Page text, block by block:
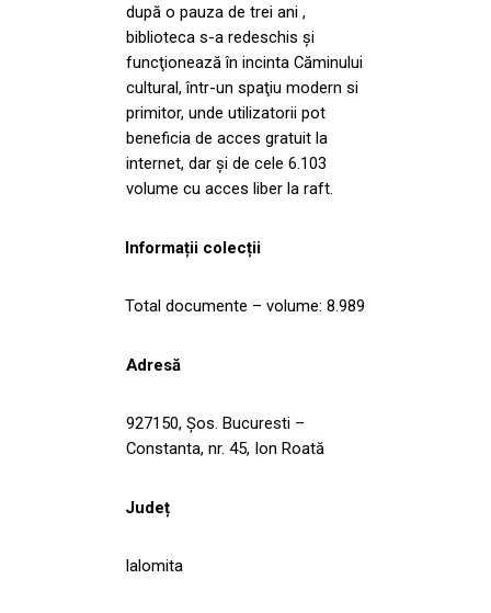
după o pauza de trei ani ,
biblioteca s-a redeschis și
funcţionează în incinta Căminului
cultural, într-un spaţiu modern si
primitor, unde utilizatorii pot
beneficia de acces gratuit la
internet, dar și de cele 6.103
volume cu acces liber la raft.
Informații colecții
Total documente – volume: 8.989
Adresă
927150, Șos. Bucuresti –
Constanta, nr. 45, Ion Roată
Județ
Ialomita